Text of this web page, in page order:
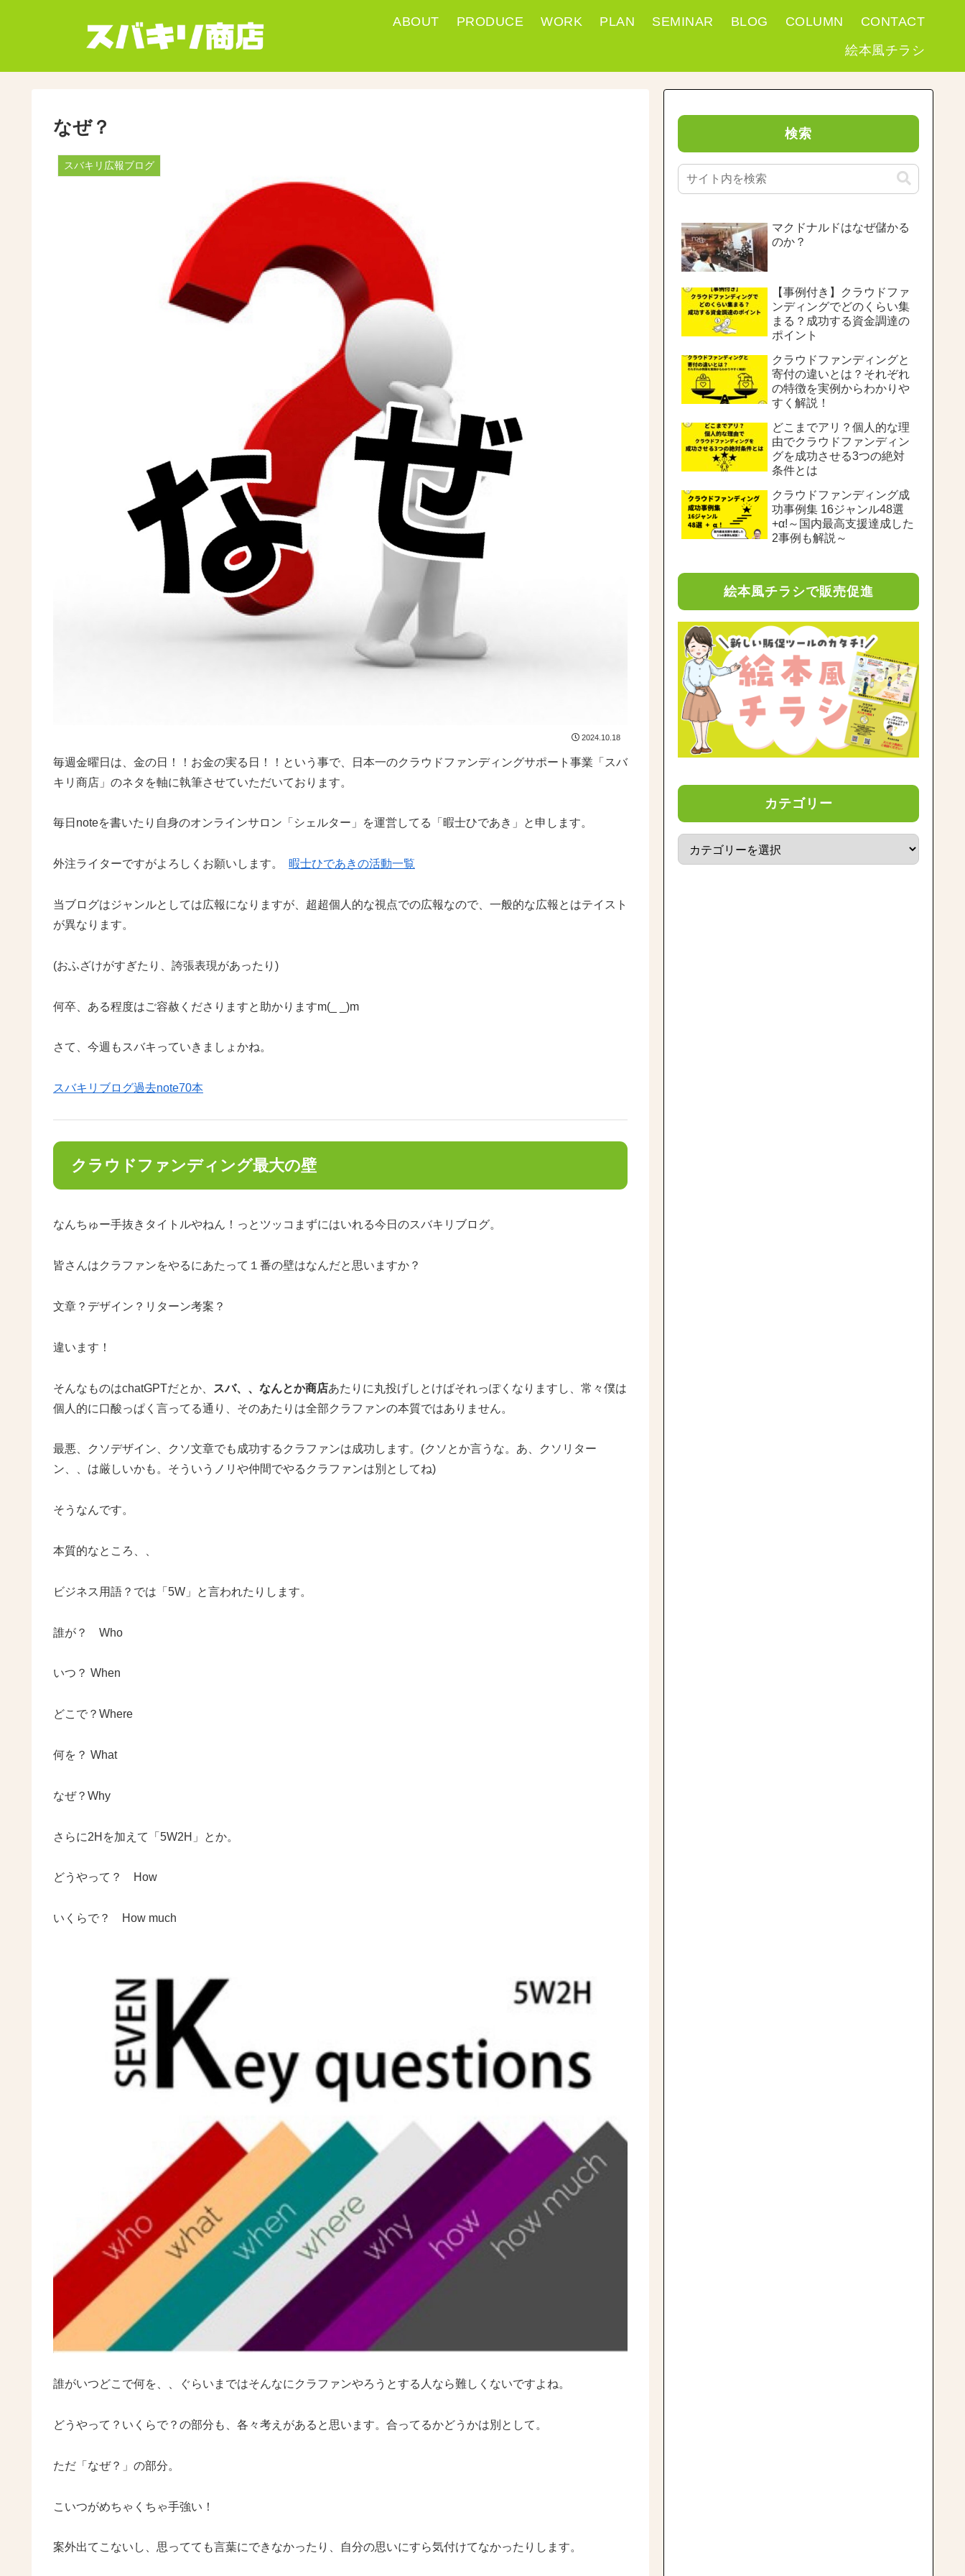
ABOUT PRODUCE WORK PLAN SEMINAR BLOG COLUMN
CONTACT
絵本風チラシ
なぜ？
スバキリ広報ブログ
2024.10.18
毎週金曜日は、金の日！！お金の実る日！！という事で、日本一のクラウドファンディングサポート事業「スバ
キリ商店」のネタを軸に執筆させていただいております。
毎日noteを書いたり自身のオンラインサロン「シェルター」を運営してる「暇士ひであき」と申します。
外注ライターですがよろしくお願いします。 暇士ひであきの活動一覧
当ブログはジャンルとしては広報になりますが、超超個人的な視点での広報なので、一般的な広報とはテイスト
が異なります。
(おふざけがすぎたり、誇張表現があったり)
何卒、ある程度はご容赦くださりますと助かりますm(_ _)m
さて、今週もスバキっていきましょかね。
スバキリブログ過去note70本
クラウドファンディング最大の壁
なんちゅー手抜きタイトルやねん！っとツッコまずにはいれる今日のスバキリブログ。
皆さんはクラファンをやるにあたって１番の壁はなんだと思いますか？
文章？デザイン？リターン考案？
違います！
そんなものはchatGPTだとか、 スバ、、なんとか商店あたりに丸投げしとけばそれっぽくなりますし、常々僕は
個人的に口酸っぱく言ってる通り、そのあたりは全部クラファンの本質ではありません。
最悪、クソデザイン、クソ文章でも成功するクラファンは成功します。(クソとか言うな。あ、クソリター
ン、、は厳しいかも。そういうノリや仲間でやるクラファンは別としてね)
そうなんです。
本質的なところ、、
ビジネス用語？では「5W」と言われたりします。
誰が？ Who
いつ？ When
どこで？Where
何を？ What
なぜ？Why
さらに2Hを加えて「5W2H」とか。
どうやって？ How
いくらで？ How much
誰がいつどこで何を、、ぐらいまではそんなにクラファンやろうとする人なら難しくないですよね。
どうやって？いくらで？の部分も、各々考えがあると思います。合ってるかどうかは別として。
ただ「なぜ？」の部分。
こいつがめちゃくちゃ手強い！
案外出てこないし、思ってても言葉にできなかったり、自分の思いにすら気付けてなかったりします。
検索
マクドナルドはなぜ儲かる
のか？
【事例付き】クラウドファ
ンディングでどのくらい集
まる？成功する資金調達の
ポイント
クラウドファンディングと
寄付の違いとは？それぞれ
の特徴を実例からわかりや
すく解説！
どこまでアリ？個人的な理
由でクラウドファンディン
グを成功させる3つの絶対
条件とは
クラウドファンディング成
功事例集 16ジャンル48選
+α!～国内最高支援達成した
2事例も解説～
絵本風チラシで販売促進
カテゴリー